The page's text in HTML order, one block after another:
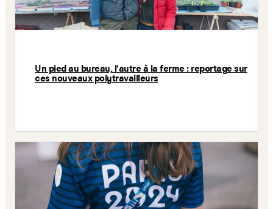
Un pied au bureau, l’autre à la ferme : reportage sur
ces nouveaux polytravailleurs